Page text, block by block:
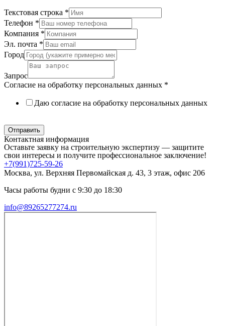
Текстовая строка *
Телефон *
Компания *
Эл. почта *
Город
Запрос
Согласие на обработку персональных данных *
Даю согласие на обработку персональных данных
Отправить
Контактная информация
Оставьте заявку на строительную экспертизу — защитите
свои интересы и получите профессиональное заключение!
+7(991)725-59-26
Москва, ул. Верхняя Первомайская д. 43, 3 этаж, офис 206
Часы работы будни с 9:30 до 18:30
info@89265277274.ru